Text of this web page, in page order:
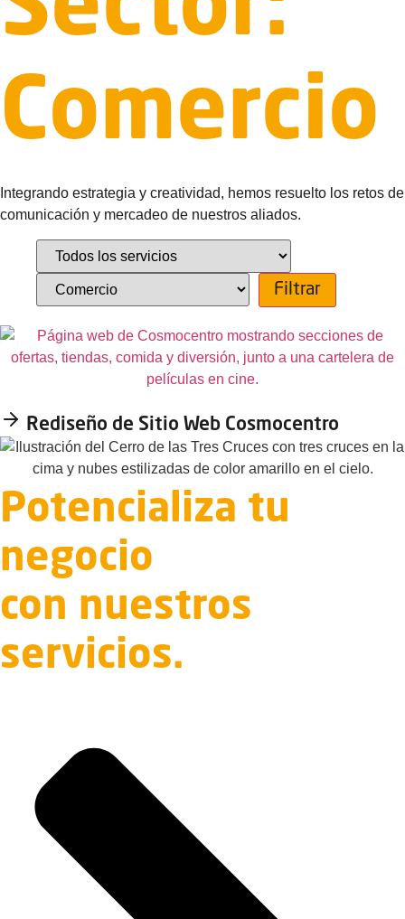
Comercio
Integrando estrategia y creatividad, hemos resuelto los retos de
comunicación y mercadeo de nuestros aliados.
Rediseño de Sitio Web Cosmocentro
Potencializa tu
negocio
con nuestros
servicios.